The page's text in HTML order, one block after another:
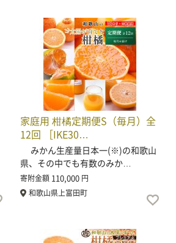
家庭用 柑橘定期便S（毎月）全
12回 ［IKE30…
みかん生産量日本一(※)の和歌山
県、その中でも有数のみか…
寄附金額 110,000 円
和歌山県上富田町